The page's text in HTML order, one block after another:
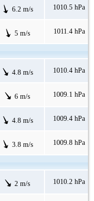
6.2 m/s 1010.5 hPa
5 m/s 1011.4 hPa
4.8 m/s 1010.4 hPa
6 m/s 1009.1 hPa
4.8 m/s 1009.4 hPa
3.8 m/s 1009.8 hPa
2 m/s 1010.2 hPa